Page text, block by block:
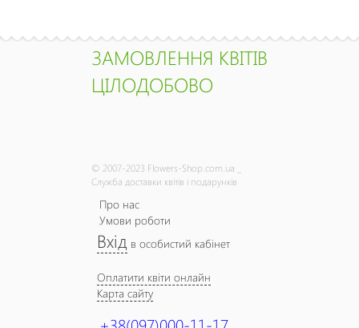
ЗАМОВЛЕННЯ КВІТІВ
ЦІЛОДОБОВО
© 2007-2023 Flowers-Shop.com.ua _
Служба доставки квітів і подарунків
Про нас
Умови роботи
Вхід в особистий кабінет
Оплатити квіти онлайн
Карта сайту